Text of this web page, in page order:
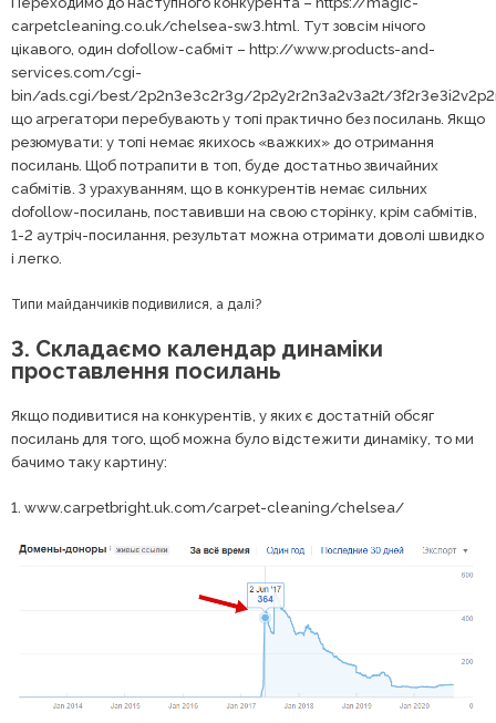
carpetcleaning.co.uk/chelsea-sw3.html. Тут зовсім нічого
цікавого, один dofollow-сабміт – http://www.products-and-
services.com/cgi-
bin/ads.cgi/best/2p2n3e3c2r3g/2p2y2r2n3a2v3a2t/
що агрегатори перебувають у топі практично без посилань. Якщо
резюмувати: у топі немає якихось «важких» до отримання
посилань. Щоб потрапити в топ, буде достатньо звичайних
сабмітів. З урахуванням, що в конкурентів немає сильних
dofollow-посилань, поставивши на свою сторінку, крім сабмітів,
1-2 аутріч-посилання, результат можна отримати доволі швидко
і легко.
Типи майданчиків подивилися, а далі?
3. Складаємо календар динаміки
проставлення посилань
Якщо подивитися на конкурентів, у яких є достатній обсяг
посилань для того, щоб можна було відстежити динаміку, то ми
бачимо таку картину:
1. www.carpetbright.uk.com/carpet-cleaning/chelsea/